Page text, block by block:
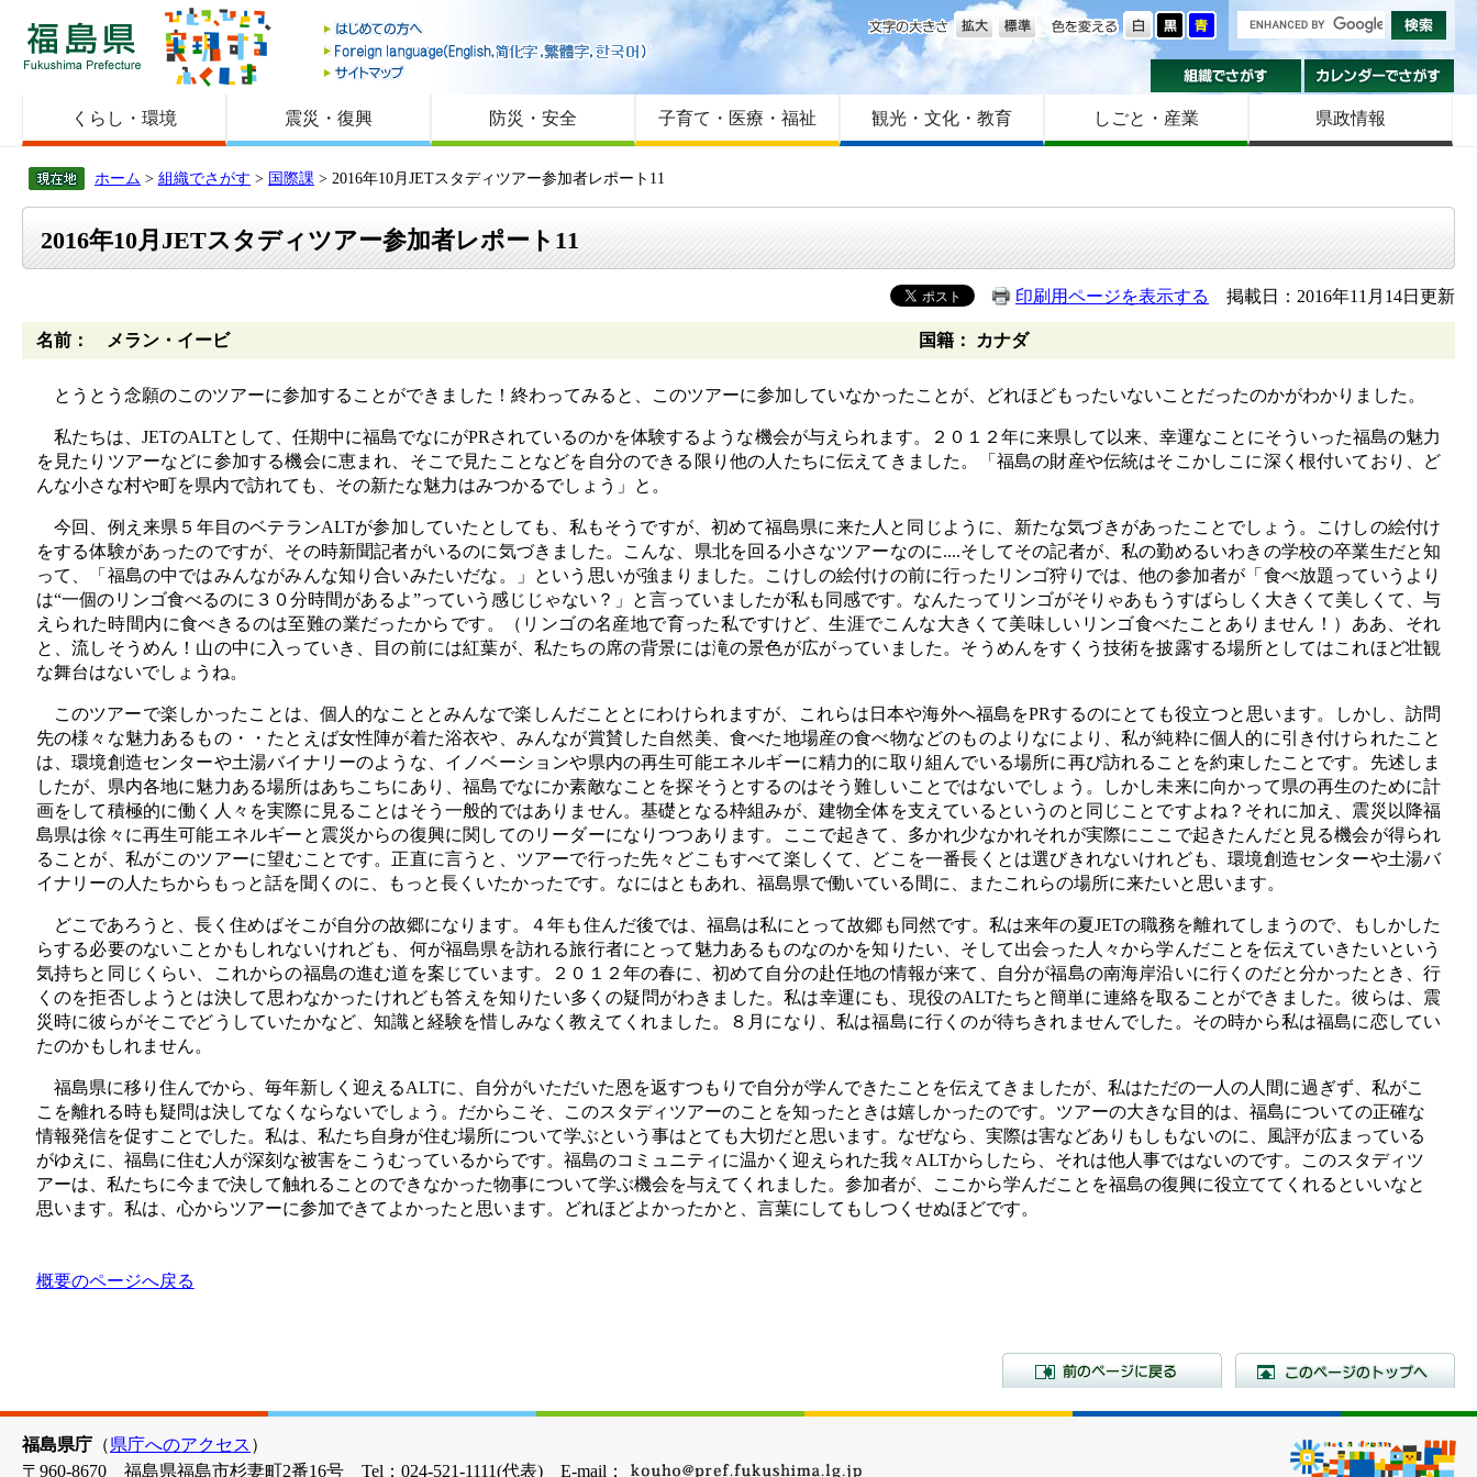
福島県
はじめての方へ
Foreign language
サイトマップ
色を変える
文字の大きさ
組織でさがす
くらし・環境 震災・復興 防災・安全 子育て・医療・福祉 観光・文化・教育 しごと・産業 県政情報
ホーム > 組織でさがす > 国際課 > 2016年10月JETスタディツアー参加者レポート11
2016年10月JETスタディツアー参加者レポート11
印刷用ページを表示する 掲載日：2016年11月14日更新
名前： メラン・イービ 国籍： カナダ
とうとう念願のこのツアーに参加することができました！終わってみると、このツアーに参加していなかったことが、どれほどもったいないことだったのかがわかりました。
私たちは、JETのALTとして、任期中に福島でなにがPRされているのかを体験するような機会が与えられます。２０１２年に来県して以来、幸運なことにそういった福島の魅力
を見たりツアーなどに参加する機会に恵まれ、そこで見たことなどを自分のできる限り他の人たちに伝えてきました。「福島の財産や伝統はそこかしこに深く根付いており、ど
んな小さな村や町を県内で訪れても、その新たな魅力はみつかるでしょう」と。
今回、例え来県５年目のベテランALTが参加していたとしても、私もそうですが、初めて福島県に来た人と同じように、新たな気づきがあったことでしょう。こけしの絵付け
をする体験があったのですが、その時新聞記者がいるのに気づきました。こんな、県北を回る小さなツアーなのに....そしてその記者が、私の勤めるいわきの学校の卒業生だと知
って、「福島の中ではみんながみんな知り合いみたいだな。」という思いが強まりました。こけしの絵付けの前に行ったリンゴ狩りでは、他の参加者が「食べ放題っていうより
は“一個のリンゴ食べるのに３０分時間があるよ”っていう感じじゃない？」と言っていましたが私も同感です。なんたってリンゴがそりゃあもうすばらしく大きくて美しくて、与
えられた時間内に食べきるのは至難の業だったからです。（リンゴの名産地で育った私ですけど、生涯でこんな大きくて美味しいリンゴ食べたことありません！）ああ、それ
と、流しそうめん！山の中に入っていき、目の前には紅葉が、私たちの席の背景には滝の景色が広がっていました。そうめんをすくう技術を披露する場所としてはこれほど壮観
な舞台はないでしょうね。
このツアーで楽しかったことは、個人的なこととみんなで楽しんだこととにわけられますが、これらは日本や海外へ福島をPRするのにとても役立つと思います。しかし、訪問
先の様々な魅力あるもの・・たとえば女性陣が着た浴衣や、みんなが賞賛した自然美、食べた地場産の食べ物などのものよりなにより、私が純粋に個人的に引き付けられたこと
は、環境創造センターや土湯バイナリーのような、イノベーションや県内の再生可能エネルギーに精力的に取り組んでいる場所に再び訪れることを約束したことです。先述しま
したが、県内各地に魅力ある場所はあちこちにあり、福島でなにか素敵なことを探そうとするのはそう難しいことではないでしょう。しかし未来に向かって県の再生のために計
画をして積極的に働く人々を実際に見ることはそう一般的ではありません。基礎となる枠組みが、建物全体を支えているというのと同じことですよね？それに加え、震災以降福
島県は徐々に再生可能エネルギーと震災からの復興に関してのリーダーになりつつあります。ここで起きて、多かれ少なかれそれが実際にここで起きたんだと見る機会が得られ
ることが、私がこのツアーに望むことです。正直に言うと、ツアーで行った先々どこもすべて楽しくて、どこを一番長くとは選びきれないけれども、環境創造センターや土湯バ
イナリーの人たちからもっと話を聞くのに、もっと長くいたかったです。なにはともあれ、福島県で働いている間に、またこれらの場所に来たいと思います。
どこであろうと、長く住めばそこが自分の故郷になります。４年も住んだ後では、福島は私にとって故郷も同然です。私は来年の夏JETの職務を離れてしまうので、もしかした
らする必要のないことかもしれないけれども、何が福島県を訪れる旅行者にとって魅力あるものなのかを知りたい、そして出会った人々から学んだことを伝えていきたいという
気持ちと同じくらい、これからの福島の進む道を案じています。２０１２年の春に、初めて自分の赴任地の情報が来て、自分が福島の南海岸沿いに行くのだと分かったとき、行
くのを拒否しようとは決して思わなかったけれども答えを知りたい多くの疑問がわきました。私は幸運にも、現役のALTたちと簡単に連絡を取ることができました。彼らは、震
災時に彼らがそこでどうしていたかなど、知識と経験を惜しみなく教えてくれました。８月になり、私は福島に行くのが待ちきれませんでした。その時から私は福島に恋してい
たのかもしれません。
福島県に移り住んでから、毎年新しく迎えるALTに、自分がいただいた恩を返すつもりで自分が学んできたことを伝えてきましたが、私はただの一人の人間に過ぎず、私がこ
こを離れる時も疑問は決してなくならないでしょう。だからこそ、このスタディツアーのことを知ったときは嬉しかったのです。ツアーの大きな目的は、福島についての正確な
情報発信を促すことでした。私は、私たち自身が住む場所について学ぶという事はとても大切だと思います。なぜなら、実際は害などありもしもないのに、風評が広まっている
がゆえに、福島に住む人が深刻な被害をこうむっているからです。福島のコミュニティに温かく迎えられた我々ALTからしたら、それは他人事ではないのです。このスタディツ
アーは、私たちに今まで決して触れることのできなかった物事について学ぶ機会を与えてくれました。参加者が、ここから学んだことを福島の復興に役立ててくれるといいなと
思います。私は、心からツアーに参加できてよかったと思います。どれほどよかったかと、言葉にしてもしつくせぬほどです。
概要のページへ戻る
前のページに戻る
福島県庁 （県庁へのアクセス ）
〒960-8670 福島県福島市杉妻町2番16号 Tel：024-521-1111(代表) E-mail：